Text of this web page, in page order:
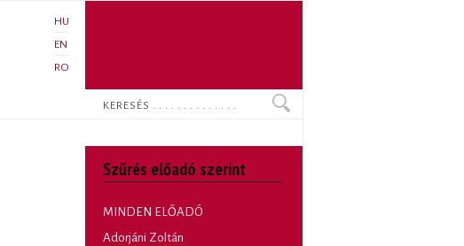
HU
EN
RO
Keresés
Szűrés előadó szerint
MINDEN ELŐADÓ
Adorjáni Zoltán